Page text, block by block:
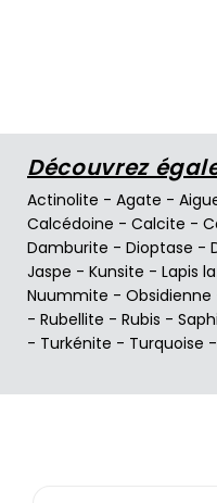
Découvrez
Actinolite - Agate -
Calcédoine - Calcite -
Damburite - Dioptase -
Jaspe - Kunsite - Lapis
Nuummite - Obsidienne
- Rubellite - Rubis -
- Turkénite - Turquoise -